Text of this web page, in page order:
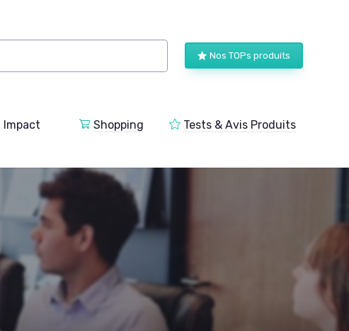
Nos TOPs produits
Impact
Shopping Tests & Avis Produits